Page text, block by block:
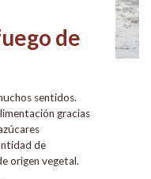
de
sentidos.
gracias
de
origen vegetal.